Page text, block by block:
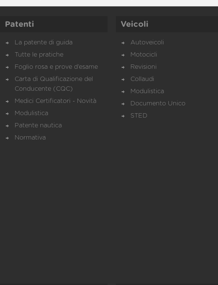
Patenti
La patente di guida
Tutte le pratiche
Foglio rosa e prove d’esame
Carta di Qualificazione del
Conducente (CQC)
Medici Certificatori - Novità
Modulistica
Patente nautica
Normativa
Veicoli
Autoveicoli
Motocicli
Revisioni
Collaudi
Modulistica
Documento Unico
STED